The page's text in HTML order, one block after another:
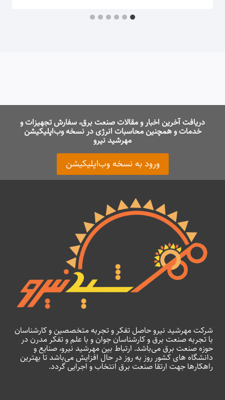
دریافت آخرین اخبار و مقالات صنعت برق، سفارش تجهیزات و
خدمات و همچنین محاسبات انرژی در نسخه وب‌اپلیکیشن
مهرشید نیرو
ورود به نسخه وب‌اپلیکیشن
شرکت مهرشید نیرو حاصل تفکر و تجربه متخصصین و کارشناسان
با تجربه صنعت برق و کارشناسان جوان و با علم و تفکر مدرن در
حوزه صنعت برق می‌باشد. ارتباط بین مهرشید نیرو، صنایع و
دانشگاه های کشور روز به روز در حال افزایش می‌باشد تا بهترین
راهکارها جهت ارتقا صنعت برق انتخاب و اجرایی گردد.